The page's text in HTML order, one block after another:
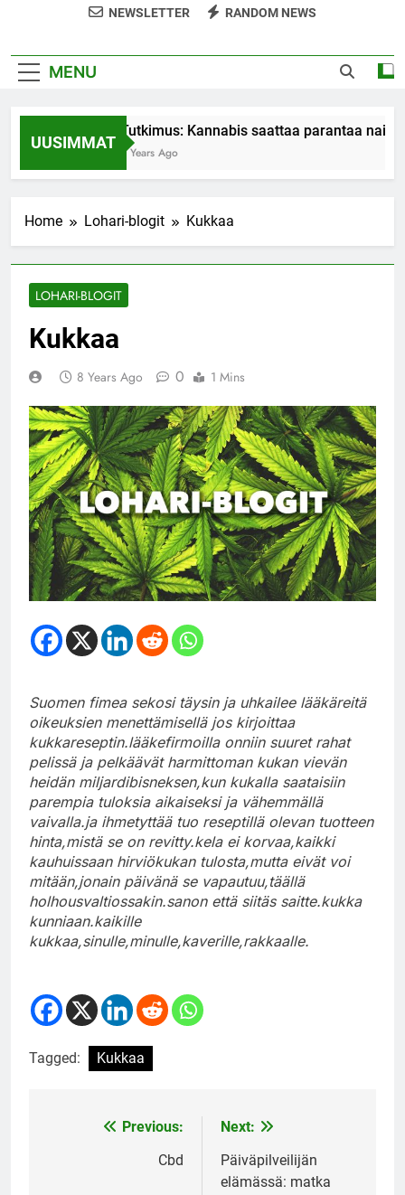
NEWSLETTER RANDOM NEWS
MENU
UUSIMMAT
Tutkimus: Kannabis saattaa parantaa
7 Years Ago
Home Lohari-blogit Kukkaa
LOHARI-BLOGIT
Kukkaa
8 Years Ago 0 1 Mins
Suomen fimea sekosi täysin ja uhkailee lääkäreitä
oikeuksien menettämisellä jos kirjoittaa
kukkareseptin.lääkefirmoilla onniin suuret rahat
pelissä ja pelkäävät harmittoman kukan vievän
heidän miljardibisneksen,kun kukalla saataisiin
parempia tuloksia aikaiseksi ja vähemmällä
vaivalla.ja ihmetyttää tuo reseptillä olevan tuotteen
hinta,mistä se on revitty.kela ei korvaa,kaikki
kauhuissaan hirviökukan tulosta,mutta eivät voi
mitään,jonain päivänä se vapautuu,täällä
holhousvaltiossakin.sanon että siitäs saitte.kukka
kunniaan.kaikille
kukkaa,sinulle,minulle,kaverille,rakkaalle.
Tagged: Kukkaa
Previous:
Cbd
Next:
Päiväpilveilijän
elämässä: matka